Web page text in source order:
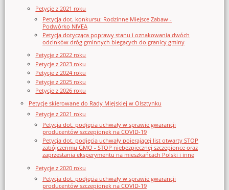
Petycje z 2021 roku
Petycja dot. konkursu: Rodzinne Miejsce Zabaw -
Podwórko NIVEA
Petycja dotycząca poprawy stanu i oznakowania dwóch
odcinków dróg gminnych biegących do granicy gminy
Petycje z 2022 roku
Petycje z 2023 roku
Petycje z 2024 roku
Petycje z 2025 roku
Petycje z 2026 roku
Petycje skierowane do Rady Miejskiej w Olsztynku
Petycje z 2021 roku
Petycja dot. podjęcia uchwały w sprawie gwarancji
producentów szczepionek na COVID-19
Petycja dot. podjęcia uchwały poierającej list otwarty STOP
zabójczenmu GMO - STOP niebezpiecznej szczepionce oraz
zaprzestania eksperymentu na mieszkańcach Polski i inne
Petycje z 2020 roku
Petycja dot. podjęcia uchwały w sprawie gwarancji
producentów szczepionek na COVID-19